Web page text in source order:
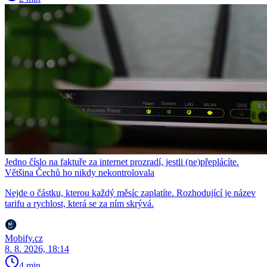
Jedno číslo na faktuře za internet prozradí, jestli (ne)přeplácíte.
Většina Čechů ho nikdy nekontrolovala
Nejde o částku, kterou každý měsíc zaplatíte. Rozhodující je název
tarifu a rychlost, která se za ním skrývá.
Mobify.cz
8. 8. 2026, 18:14